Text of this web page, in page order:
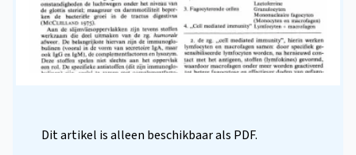
Dit artikel is alleen beschikbaar als PDF.